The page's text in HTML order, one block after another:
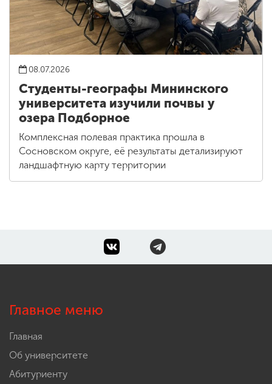
08.07.2026
Студенты-географы Мининского
университета изучили почвы у
озера Подборное
Комплексная полевая практика прошла в
Сосновском округе, её результаты детализируют
ландшафтную карту территории
Главное меню
Главная
Об университете
Абитуриенту